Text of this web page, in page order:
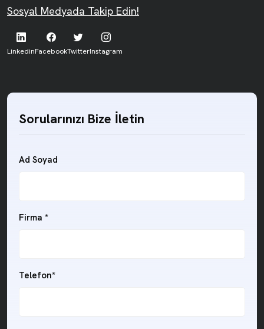
Sosyal Medyada Takip Edin!
LinkedinFacebookTwitterInstagram
Sorularınızı Bize İletin
Ad Soyad
Firma *
Telefon*